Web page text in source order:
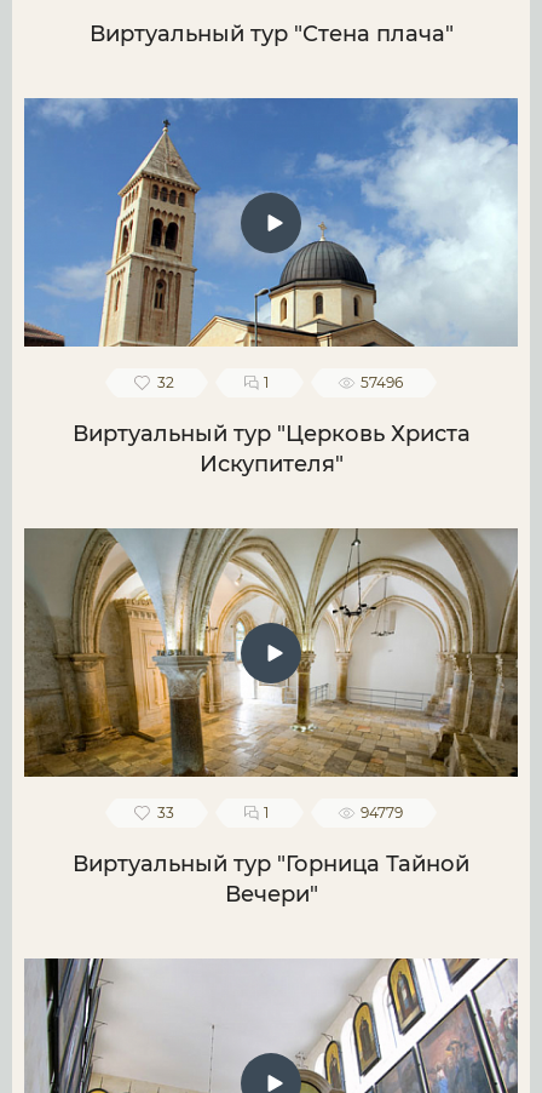
Виртуальный тур "Стена плача"
32 1 57496
Виртуальный тур "Церковь Христа
Искупителя"
33 1 94779
Виртуальный тур "Горница Тайной
Вечери"